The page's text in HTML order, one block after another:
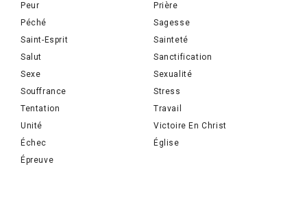
Peur
Prière
Péché
Sagesse
Saint-Esprit
Sainteté
Salut
Sanctification
Sexe
Sexualité
Souffrance
Stress
Tentation
Travail
Unité
Victoire En Christ
Échec
Église
Épreuve